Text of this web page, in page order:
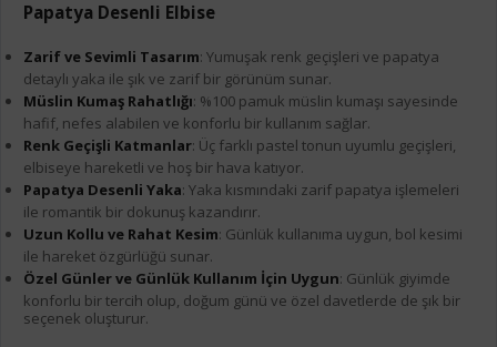
Papatya Desenli Elbise
Zarif ve Sevimli Tasarım: Yumuşak renk geçişleri ve papatya
detaylı yaka ile şık ve zarif bir görünüm sunar.
Müslin Kumaş Rahatlığı: %100 pamuk müslin kumaşı sayesinde
hafif, nefes alabilen ve konforlu bir kullanım sağlar.
Renk Geçişli Katmanlar: Üç farklı pastel tonun uyumlu geçişleri,
elbiseye hareketli ve hoş bir hava katıyor.
Papatya Desenli Yaka: Yaka kısmındaki zarif papatya işlemeleri
ile romantik bir dokunuş kazandırır.
Uzun Kollu ve Rahat Kesim: Günlük kullanıma uygun, bol kesimi
ile hareket özgürlüğü sunar.
Özel Günler ve Günlük Kullanım İçin Uygun: Günlük giyimde
konforlu bir tercih olup, doğum günü ve özel davetlerde de şık bir
seçenek oluşturur.